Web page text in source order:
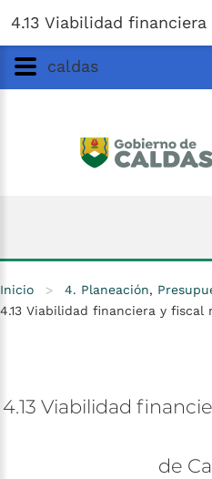
Gobernación
4.13 Viabilidad
caldas
Inicio > 4. Planeación,
4.13 Viabilidad financiera y fiscal
4.13 Viabilidad
de